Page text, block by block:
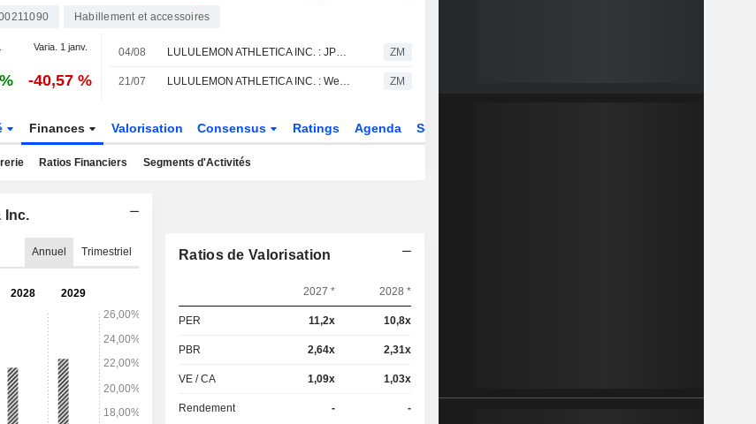
Habillement et accessoires
Varia. 1 janv.
-40,57 %
04/08 LULULEMON ATHLETICA INC. : JPMorgan Chase est neutre sur le titre ZM
21/07 LULULEMON ATHLETICA INC. : Wells Fargo Securities n'est pas inspiré par le dossier ZM
Finances Valorisation Consensus Ratings Agenda Secteur
Ratios Financiers Segments d'Activités
Inc.
Annuel Trimestriel Ratios de Valorisation
2027 * 2028 *
PER 11,2x 10,8x
PBR 2,64x 2,31x
VE / CA 1,09x 1,03x
Rendement - -